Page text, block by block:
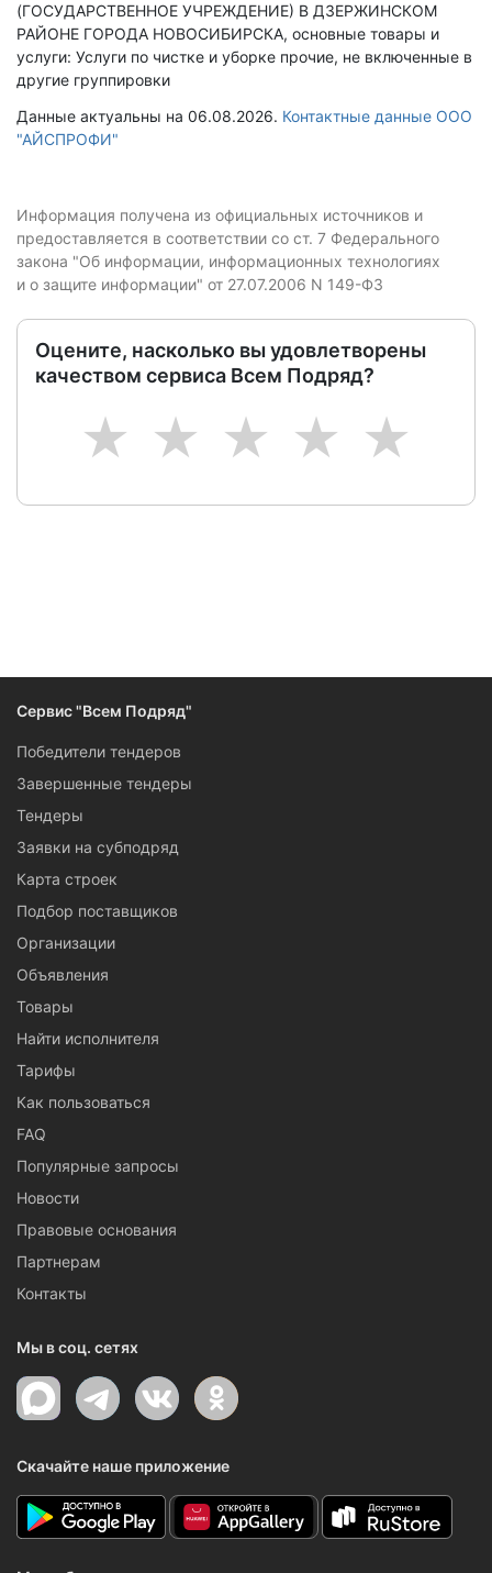
(ГОСУДАРСТВЕННОЕ УЧРЕЖДЕНИЕ) В ДЗЕРЖИНСКОМ
РАЙОНЕ ГОРОДА НОВОСИБИРСКА, основные товары и
услуги: Услуги по чистке и уборке прочие, не включенные в
другие группировки
Данные актуальны на 06.08.2026. Контактные данные ООО
"АЙСПРОФИ"
Информация получена из официальных источников и
предоставляется в соответствии со ст. 7 Федерального
закона "Об информации, информационных технологиях
и о защите информации" от 27.07.2006 N 149-ФЗ
Оцените, насколько вы удовлетворены
качеством сервиса Всем Подряд?
5
4
3
2
1
Сервис "Всем Подряд"
Победители тендеров
Завершенные тендеры
Тендеры
Заявки на субподряд
Карта строек
Подбор поставщиков
Организации
Объявления
Товары
Найти исполнителя
Тарифы
Как пользоваться
FAQ
Популярные запросы
Новости
Правовые основания
Партнерам
Контакты
Мы в соц. сетях
Скачайте наше приложение